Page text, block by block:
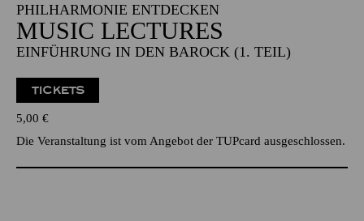
PHILHARMONIE ENTDECKEN
MUSIC LECTURES
EINFÜHRUNG IN DEN BAROCK (1. TEIL)
TICKETS
5,00 €
Die Veranstaltung ist vom Angebot der TUPcard ausgeschlossen.